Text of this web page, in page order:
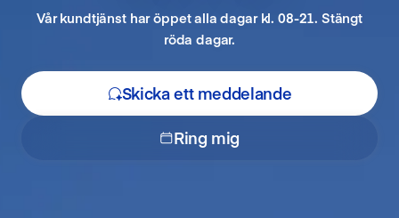
Vår kundtjänst har öppet alla dagar kl. 08-21. Stängt
röda dagar.
Skicka ett meddelande
Ring mig